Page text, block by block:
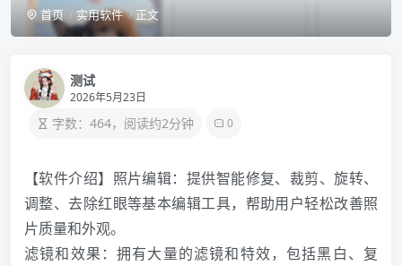
首页 实用软件 正文
测试
2026年5月23日
字数：464，阅读约2分钟 0
【软件介绍】照片编辑：提供智能修复、裁剪、旋转、
调整、去除红眼等基本编辑工具，帮助用户轻松改善照
片质量和外观。
滤镜和效果：拥有大量的滤镜和特效，包括黑白、复